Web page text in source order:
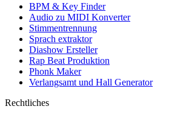
BPM & Key Finder
Audio zu MIDI Konverter
Stimmentrennung
Sprach extraktor
Diashow Ersteller
Rap Beat Produktion
Phonk Maker
Verlangsamt und Hall Generator
Rechtliches